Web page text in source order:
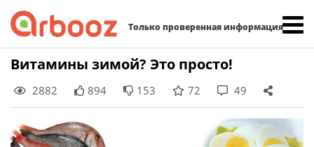
Только проверенная информация
Skip
content
Витамины зимой? Это просто!
2882 894 153 72 49
Найти: